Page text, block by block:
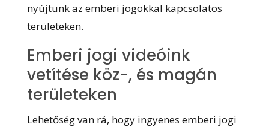
nyújtunk az emberi jogokkal kapcsolatos
területeken.
Emberi jogi videóink
vetítése köz-, és magán
területeken
Lehetőség van rá, hogy ingyenes emberi jogi